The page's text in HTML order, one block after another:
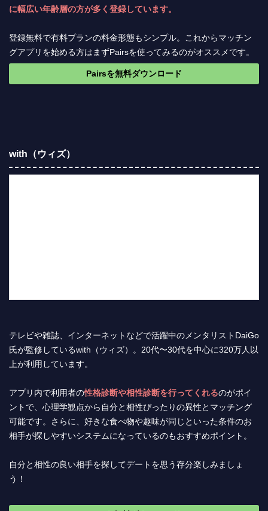
に幅広い年齢層の方が多く登録しています。
登録無料で有料プランの料金形態もシンプル。これからマッチン
グアプリを始める方はまずPairsを使ってみるのがオススメです。
Pairsを無料ダウンロード
with（ウィズ）
テレビや雑誌、インターネットなどで活躍中のメンタリストDaiGo
氏が監修しているwith（ウィズ）。20代〜30代を中心に320万人以
上が利用しています。
アプリ内で利用者の性格診断や相性診断を行ってくれるのがポイ
ントで、心理学観点から自分と相性ぴったりの異性とマッチング
可能です。さらに、好きな食べ物や趣味が同じといった条件のお
相手が探しやすいシステムになっているのもおすすめポイント。
自分と相性の良い相手を探してデートを思う存分楽しみましょ
う！